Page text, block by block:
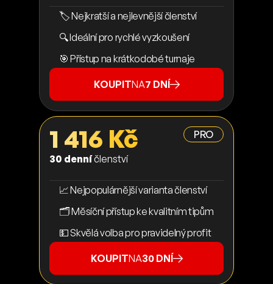
🏷️ Nejkratší a nejlevnější členství
🔍 Ideální pro rychlé vyzkoušení
🎯 Přístup na krátkodobé turnaje
KOUPITNA7 DNÍ
PRO
1 416 Kč
30 denníčlenství
📈 Nejpopulárnější varianta členství
🗂️ Měsíční přístup ke kvalitním tipům
💵 Skvělá volba pro pravidelný profit
KOUPITNA30 DNÍ